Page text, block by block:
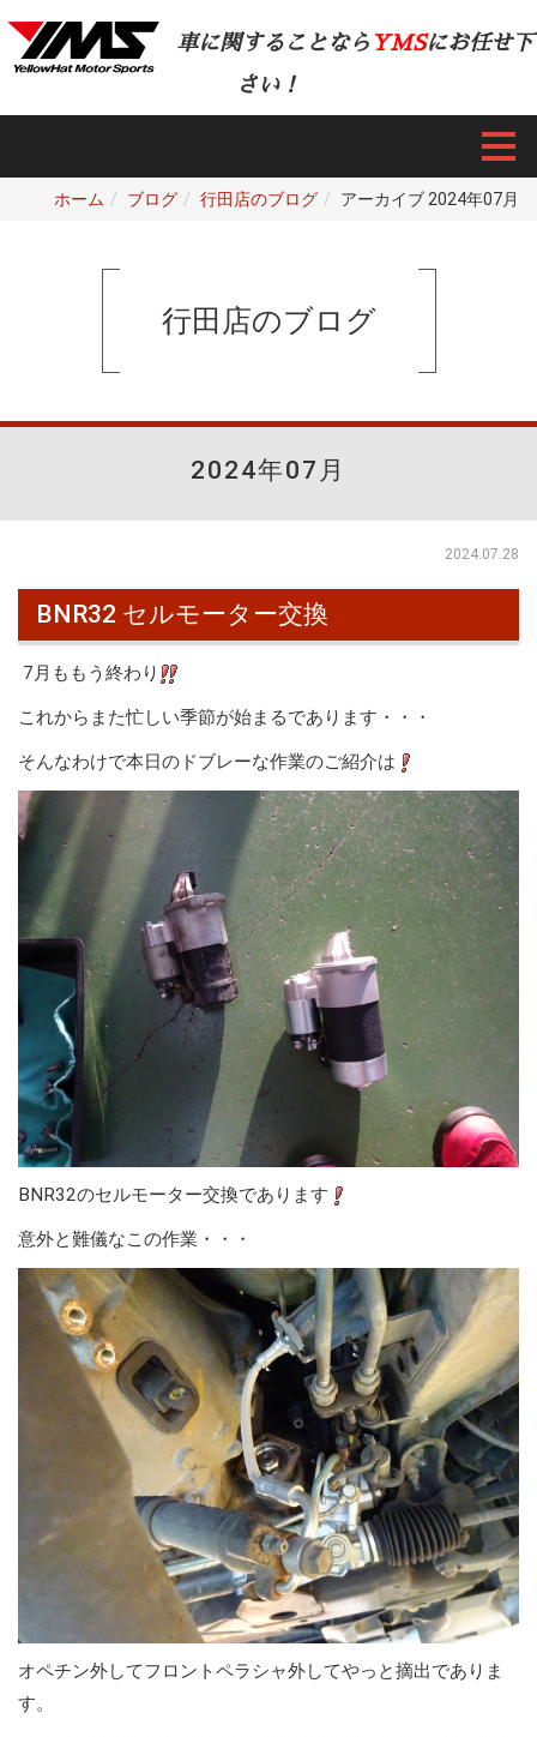
車に関することなら YMSにお任せ下
さい！
ホーム ブログ 行田店のブログ アーカイブ 2024年07月
行田店のブログ
2024年07月
2024.07.28
BNR32 セルモーター交換
7月ももう終わり
これからまた忙しい季節が始まるであります・・・
そんなわけで本日のドブレーな作業のご紹介は
BNR32のセルモーター交換であります
意外と難儀なこの作業・・・
オペチン外してフロントペラシャ外してやっと摘出でありま
す。